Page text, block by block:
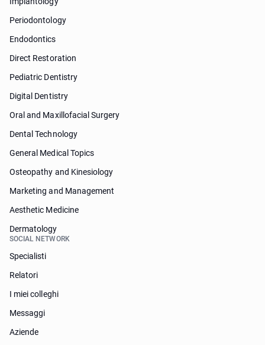
Periodontology
Endodontics
Direct Restoration
Pediatric Dentistry
Digital Dentistry
Oral and Maxillofacial Surgery
Dental Technology
General Medical Topics
Osteopathy and Kinesiology
Marketing and Management
Aesthetic Medicine
Dermatology
SOCIAL NETWORK
Specialisti
Relatori
I miei colleghi
Messaggi
Aziende